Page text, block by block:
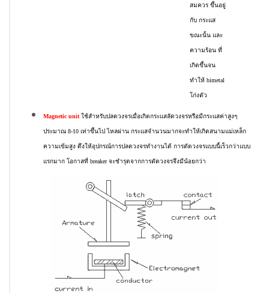
สมควร ขึ้นอยู่
กับ กระแส
ขณะนั้น และ
ความร้อน ที่
เกิดขึ้นจน
ทำให้ bimetal
โก่งตัว
Magnetic unit ใช้สำหรับปลดวงจรเมื่อเกิดกระแสลัดวงจรหรือมีกระแสค่าสูงๆ
ประมาณ 8-10 เท่าขึ้นไป ไหลผ่าน กระแสจำนวนมากจะทำให้เกิดสนามแม่เหล็ก
ความเข้มสูง ดึงให้อุปกรณ์การปลดวงจรทำงานได้ การตัดวงจรแบบนี้เร็วกว่าแบบ
แรกมาก โอกาสที่ breaker จะชำรุดจากการตัดวงจรจึงมีน้อยกว่า